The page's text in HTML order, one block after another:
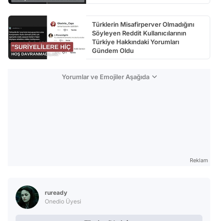
Türklerin Misafirperver Olmadığını
Söyleyen Reddit Kullanıcılarının
Türkiye Hakkındaki Yorumları
Gündem Oldu
Yorumlar ve Emojiler Aşağıda
Reklam
ruready
Onedio Üyesi